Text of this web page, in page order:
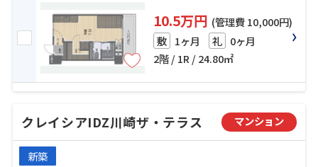
10.5万円 (管理費 10,000円)
敷 1ヶ月 礼 0ヶ月
2階 / 1R / 24.80㎡
クレイシアIDZ川崎ザ・テラス マンション
新築